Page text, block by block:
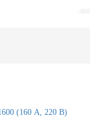
(160 А, 220 В)